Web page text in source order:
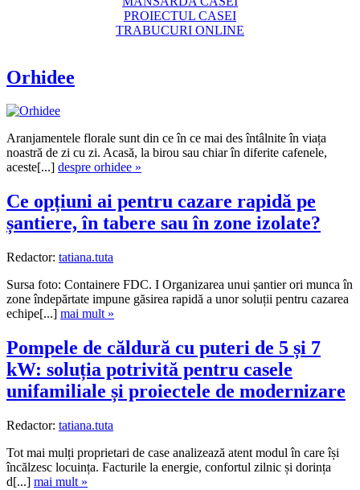
PROIECTUL CASEI
TRABUCURI ONLINE
Orhidee
Aranjamentele florale sunt din ce în ce mai des întâlnite în viața
noastră de zi cu zi. Acasă, la birou sau chiar în diferite cafenele,
aceste[...] despre orhidee »
Ce opțiuni ai pentru cazare rapidă pe
șantiere, în tabere sau în zone izolate?
Redactor: tatiana.tuta
Sursa foto: Containere FDC. I Organizarea unui șantier ori munca în
zone îndepărtate impune găsirea rapidă a unor soluții pentru cazarea
echipe[...] mai mult »
Pompele de căldură cu puteri de 5 și 7
kW: soluția potrivită pentru casele
unifamiliale și proiectele de modernizare
Redactor: tatiana.tuta
Tot mai mulți proprietari de case analizează atent modul în care își
încălzesc locuința. Facturile la energie, confortul zilnic și dorința
d[...] mai mult »